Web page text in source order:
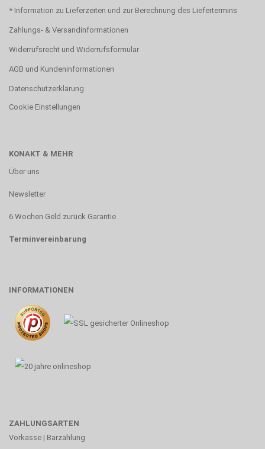
* Information zu Lieferzeiten und zur Berechnung des Liefertermins
Zahlungs- & Versandinformationen
Widerrufsrecht und Widerrufsformular
AGB und Kundeninformationen
Datenschutzerklärung
Cookie Einstellungen
KONAKT & MEHR
Über uns
Newsletter
6 Wochen Geld zurück Garantie
Terminvereinbarung
INFORMATIONEN
ZAHLUNGSARTEN
Vorkasse | Barzahlung